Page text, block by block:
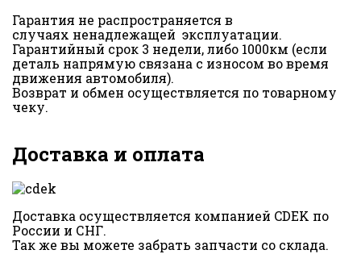
Гарантия не распространяется в
случаях ненадлежащей эксплуатации.
Гарантийный срок 3 недели, либо 1000км (если
деталь напрямую связана с износом во время
движения автомобиля).
Возврат и обмен осуществляется по товарному
чеку.
Доставка и оплата
Доставка осуществляется компанией CDEK по
России и СНГ.
Так же вы можете забрать запчасти со склада.